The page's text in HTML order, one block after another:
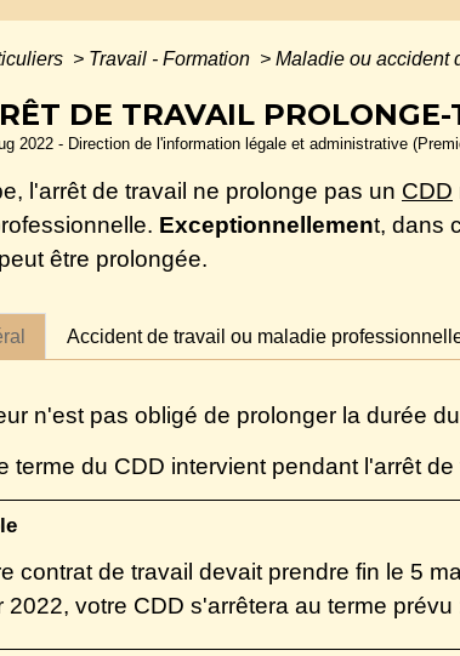
> Travail - Formation > Maladie ou accident
DE TRAVAIL
2022 - Direction de l'information légale et administrative
l'arrêt de travail ne prolonge pas un CDD
Exceptionnellement, dans
être prolongée.
Accident de travail ou maladie
n'est pas obligé de prolonger la durée du
terme du CDD intervient pendant l'arrêt
contrat de travail devait prendre fin le 5
2022, votre CDD s'arrêtera au terme